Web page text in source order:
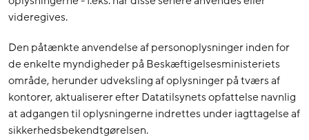
videregives.
Den påtænkte anvendelse af personoplysninger inden for
de enkelte myndigheder på Beskæftigelsesministeriets
område, herunder udveksling af oplysninger på tværs af
kontorer, aktualiserer efter Datatilsynets opfattelse navnlig
at adgangen til oplysningerne indrettes under iagttagelse af
sikkerhedsbekendtgørelsen.